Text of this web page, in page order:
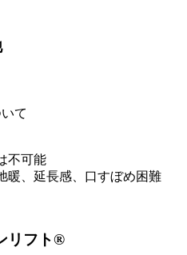
て
不可能
、延長感、口すぼめ困難
リフト®